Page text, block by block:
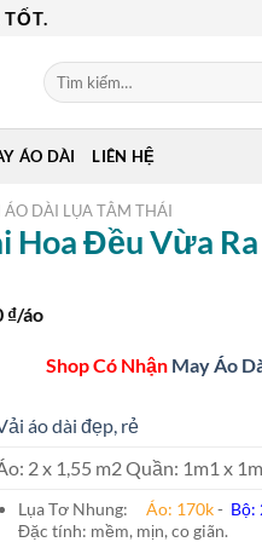
Tìm
kiếm:
ÁO DÀI LIÊN HỆ
ÁO DÀI LỤA TẰM THÁI
Hoa Đều Vừa
₫/áo
Shop Có Nhận May Áo
áo dài đẹp, rẻ
2 x 1,55 m2 Quần: 1m1 x
Lụa Tơ Nhung: Áo: 170k- Bộ:
Đặc tính: mềm, mịn, co giãn.